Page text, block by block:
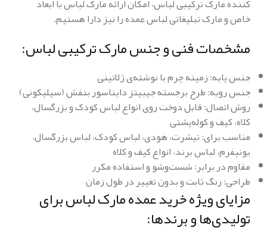
کننده مارک ترکیبی لباس، امکان ارائه مارک لباس با ابعاد
خاص و مارک تبلیغاتی لباس عمده را نیز دارا هستیم.
مشخصات فنی و جنس مارک ترکیبی لباس:
جنس پایه: زمینه چرم با نوشته‌ی ژلاتینی
جنس رویه: طرح برجسته جیبیتز دایناسور بنفش (سیلیکونی)
روش اتصال: قابل دوخت روی انواع لباس کودک و بزرگسال،
کلاه، کیف و کوله‌پشتی
مناسب برای: تیشرت، هودی، لباس کودک، لباس بزرگسال،
یونیفرم، لباس برند، انواع کیف و کلاه
مقاوم در برابر: شست‌وشو و استفاده مکرر
طراحی: رنگ ثابت و بدون تغییر در طول زمان
مزایای ویژه خرید عمده مارک لباس برای
تولیدی‌ها و برندها: